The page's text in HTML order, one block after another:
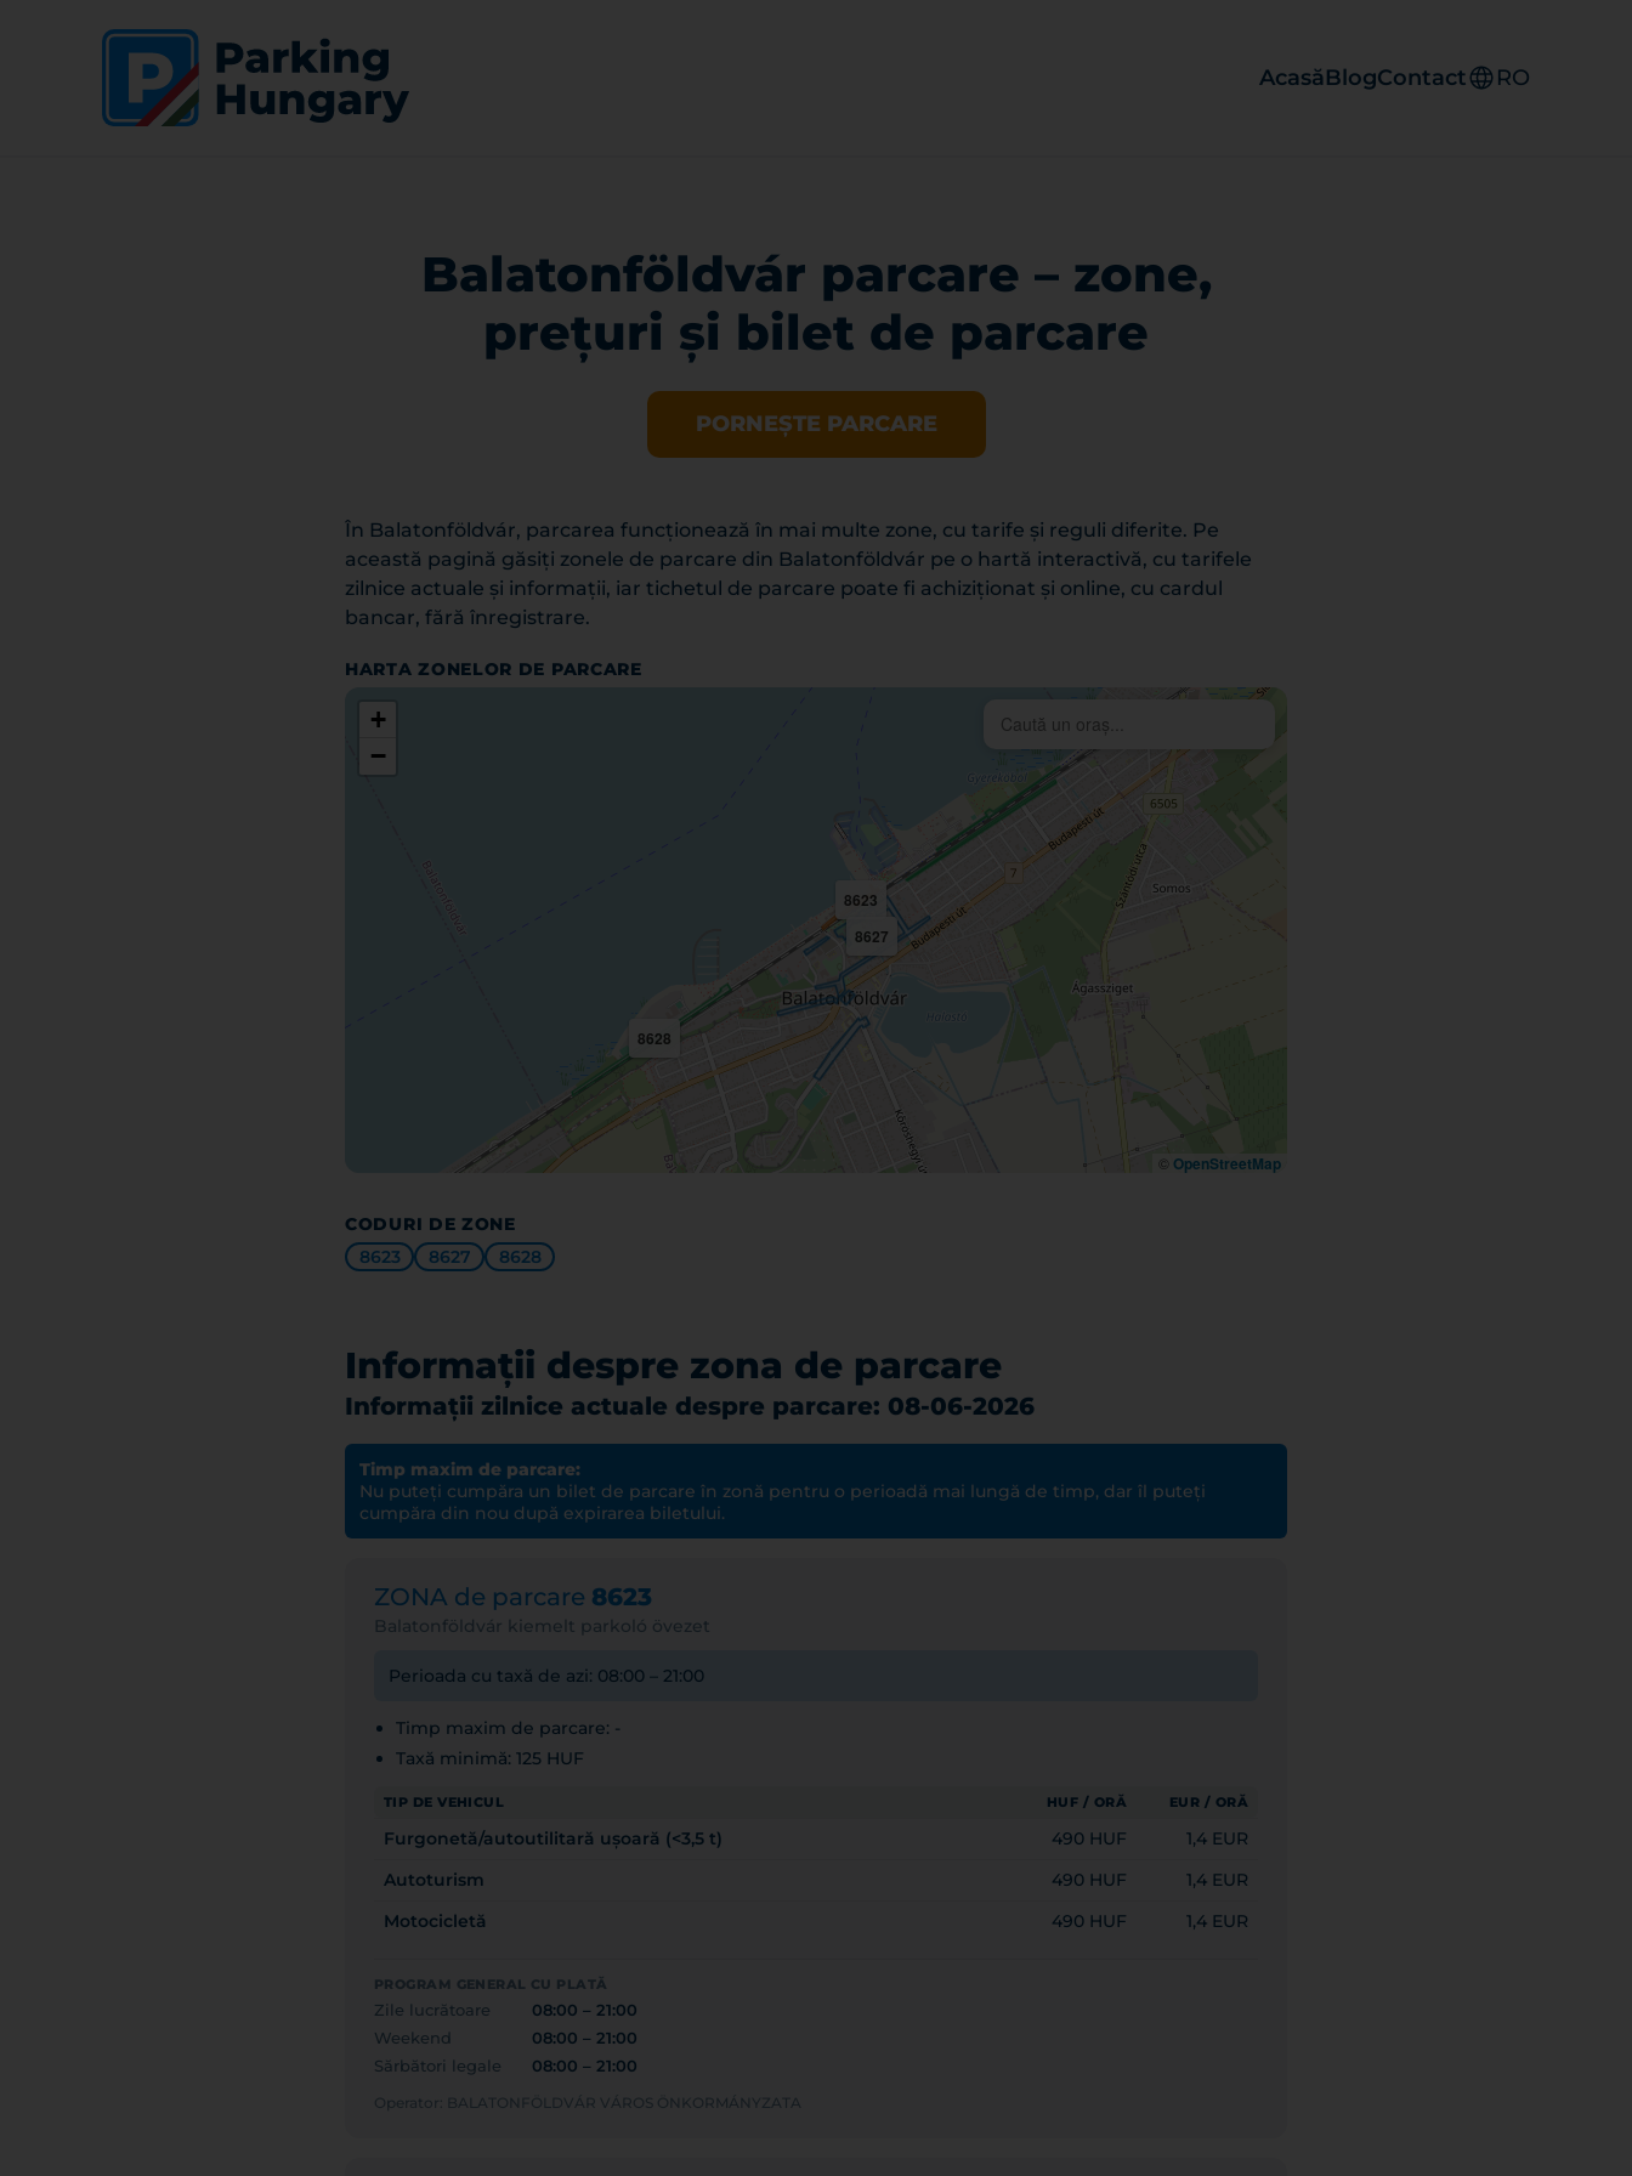
AcasăBlogContact RO
Balatonföldvár parcare – zone,
prețuri și bilet de parcare
PORNEȘTE PARCARE
În Balatonföldvár, parcarea funcționează în mai multe zone, cu tarife și reguli diferite. Pe
această pagină găsiți zonele de parcare din Balatonföldvár pe o hartă interactivă, cu tarifele
zilnice actuale și informații, iar tichetul de parcare poate fi achiziționat și online, cu cardul
bancar, fără înregistrare.
HARTA ZONELOR DE PARCARE
8623
8627
8628
+
−
© OpenStreetMap
CODURI DE ZONE
8623
8627 8628
Informații despre zona de parcare
Informații zilnice actuale despre parcare: 08-06-2026
Timp maxim de parcare:
Nu puteți cumpăra un bilet de parcare în zonă pentru o perioadă mai lungă de timp, dar îl puteți
cumpăra din nou după expirarea biletului.
ZONA de parcare 8623
Balatonföldvár kiemelt parkoló övezet
Perioada cu taxă de azi: 08:00 – 21:00
Timp maxim de parcare: -
Taxă minimă: 125 HUF
TIP DE VEHICUL HUF / ORĂ EUR / ORĂ
Furgonetă/autoutilitară ușoară (<3,5 t) 490 HUF
1,4 EUR
Autoturism
490 HUF
1,4 EUR
Motocicletă
490 HUF 1,4 EUR
PROGRAM GENERAL CU PLATĂ
Zile lucrătoare
08:00 – 21:00
Weekend
08:00 – 21:00
Sărbători legale
08:00 – 21:00
Operator: BALATONFÖLDVÁR VÁROS ÖNKORMÁNYZATA